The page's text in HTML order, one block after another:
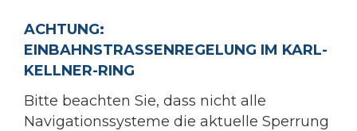
ACHTUNG:
EINBAHNSTRASSENREGELUNG IM KARL-
KELLNER-RING
Bitte beachten Sie, dass nicht alle
Navigationssysteme die aktuelle Sperrung